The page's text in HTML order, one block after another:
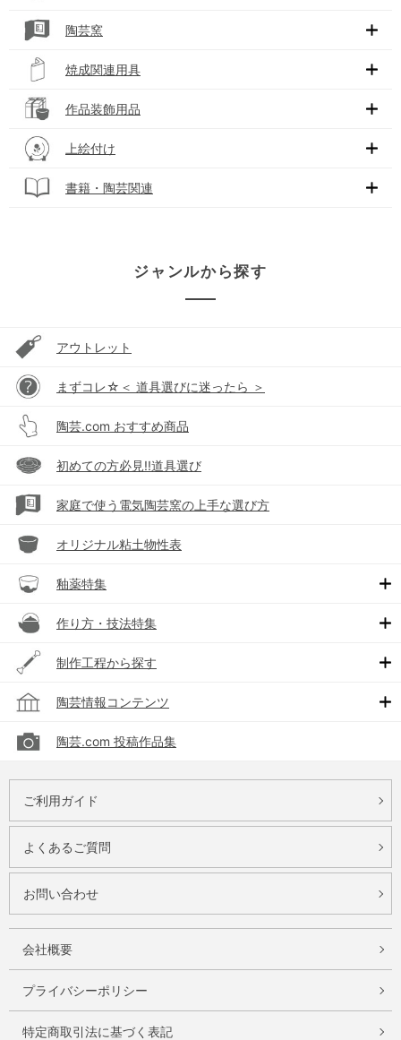
陶芸窯
焼成関連用具
作品装飾用品
上絵付け
書籍・陶芸関連
ジャンルから探す
アウトレット
まずコレ☆＜ 道具選びに迷ったら ＞
陶芸.com おすすめ商品
初めての方必見!!道具選び
家庭で使う電気陶芸窯の上手な選び方
オリジナル粘土物性表
釉薬特集
作り方・技法特集
制作工程から探す
陶芸情報コンテンツ
陶芸.com 投稿作品集
ご利用ガイド
よくあるご質問
お問い合わせ
会社概要
プライバシーポリシー
特定商取引法に基づく表記